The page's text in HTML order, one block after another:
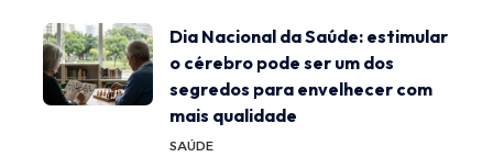
Dia Nacional da Saúde: estimular
o cérebro pode ser um dos
segredos para envelhecer com
mais qualidade
SAÚDE